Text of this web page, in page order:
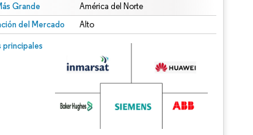
Grande América del Norte
del Mercado Alto